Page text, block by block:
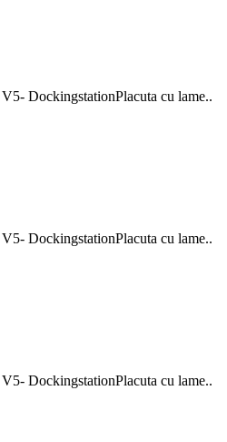
DockingstationPlacuta cu lame..
DockingstationPlacuta cu lame..
DockingstationPlacuta cu lame..